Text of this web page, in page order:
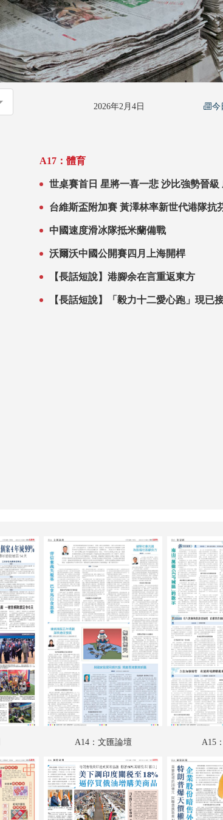
香港文匯報 2026年2月4日 今
A17：體育
台維斯盃附加賽 黃澤林率新世代港隊
中國速度滑冰隊抵米蘭備戰
沃爾沃中國公開賽四月上海開桿
【長話短說】港腳余在言重返東方
【長話短說】「毅力十二愛心跑」現已
A14：文匯論壇 A15